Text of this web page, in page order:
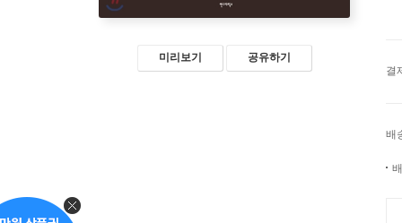
미리보기 공유하기
결
배